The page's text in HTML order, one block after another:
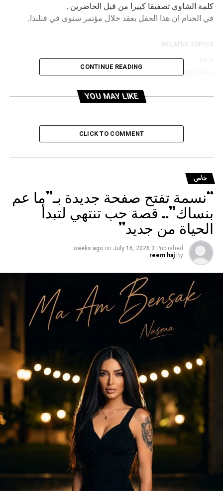
كلمة الشاوي تصفيقا كبيرا من قبل الحاضرين .
في الختام ان هذا الحفل يعقد خلال مؤتمر سنوي في فنلندا.
RELATED TOPICS:
تفتح صفحة جديدة بـ”ما عم بنساك”.. قصة حب
DON'T MISS
from Credit Libanais:a new era of personalized
CONTINUE READING
YOU MAY LIKE
CLICK TO COMMENT
خاص
“نسمة تفتح صفحة جديدة بـ”ما عم
بنساك”.. قصة حب تنتهي لتبدأ
الحياة من جديد”
Published
3 weeks ago
on July 16, 2026
By
reem haj